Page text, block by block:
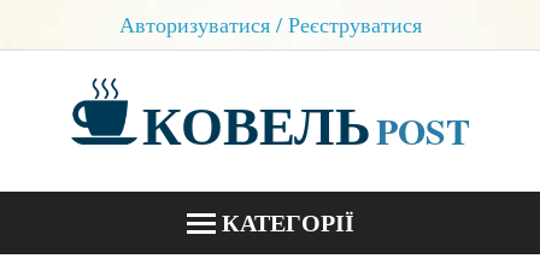
Авторизуватися / Реєструватися
КОВЕЛЬPOST
КАТЕГОРІЇ